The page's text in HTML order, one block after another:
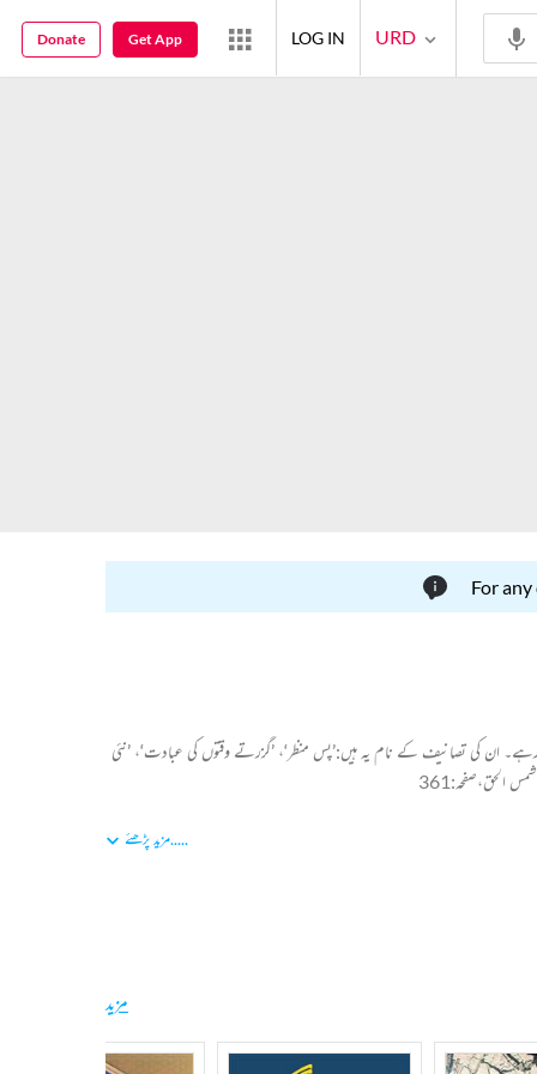
For
سے خدمات انجام دیتے رہے۔ ان کی تصانیف کے نام یہ ہیں:’پس منظر‘، ’گزرتے وقتوں کی عبادت‘، ’نئی
الحق،صفحہ:361
.....مزید پڑھئے
مزید
URD
LOG IN
Get App
Donate